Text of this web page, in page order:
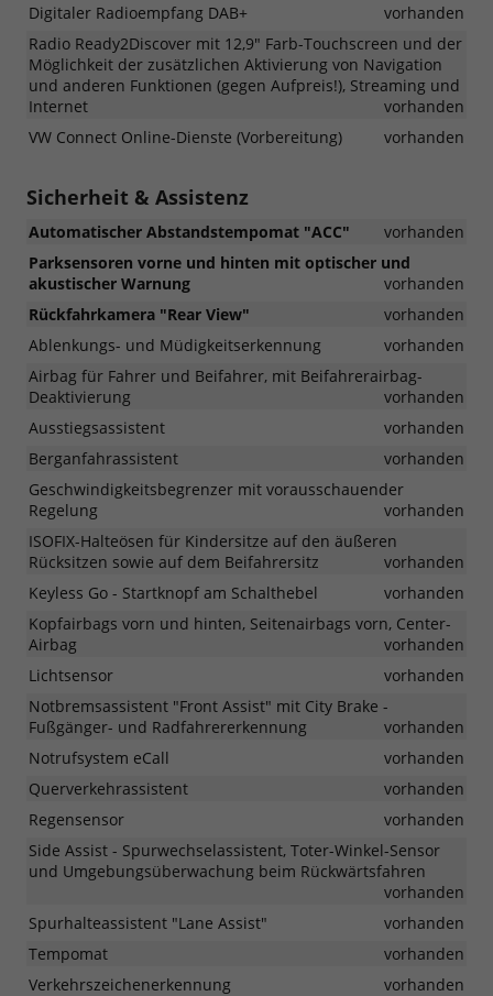
Digitaler Radioempfang DAB+
vorhanden
Radio Ready2Discover mit 12,9" Farb-Touchscreen und der
Möglichkeit der zusätzlichen Aktivierung von Navigation
und anderen Funktionen (gegen Aufpreis!), Streaming und
Internet
vorhanden
VW Connect Online-Dienste (Vorbereitung)
vorhanden
Sicherheit & Assistenz
Automatischer Abstandstempomat "ACC"
vorhanden
Parksensoren vorne und hinten mit optischer und
akustischer Warnung
vorhanden
Rückfahrkamera "Rear View"
vorhanden
Ablenkungs- und Müdigkeitserkennung
vorhanden
Airbag für Fahrer und Beifahrer, mit Beifahrerairbag-
Deaktivierung
vorhanden
Ausstiegsassistent
vorhanden
Berganfahrassistent
vorhanden
Geschwindigkeitsbegrenzer mit vorausschauender
Regelung
vorhanden
ISOFIX-Halteösen für Kindersitze auf den äußeren
Rücksitzen sowie auf dem Beifahrersitz
vorhanden
Keyless Go - Startknopf am Schalthebel
vorhanden
Kopfairbags vorn und hinten, Seitenairbags vorn, Center-
Airbag
vorhanden
Lichtsensor
vorhanden
Notbremsassistent "Front Assist" mit City Brake -
Fußgänger- und Radfahrererkennung
vorhanden
Notrufsystem eCall
vorhanden
Querverkehrassistent
vorhanden
Regensensor
vorhanden
Side Assist - Spurwechselassistent, Toter-Winkel-Sensor
und Umgebungsüberwachung beim Rückwärtsfahren
vorhanden
Spurhalteassistent "Lane Assist"
vorhanden
Tempomat
vorhanden
Verkehrszeichenerkennung
vorhanden